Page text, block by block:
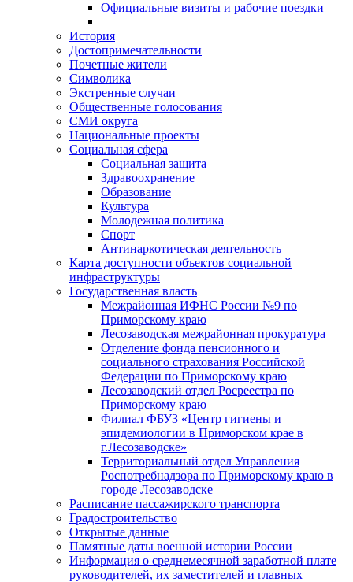
Официальные визиты и рабочие поездки
История
Достопримечательности
Почетные жители
Символика
Экстренные случаи
Общественные голосования
СМИ округа
Национальные проекты
Социальная сфера
Социальная защита
Здравоохранение
Образование
Культура
Молодежная политика
Спорт
Антинаркотическая деятельность
Карта доступности объектов социальной
инфраструктуры
Государственная власть
Межрайонная ИФНС России №9 по
Приморскому краю
Лесозаводская межрайонная прокуратура
Отделение фонда пенсионного и
социального страхования Российской
Федерации по Приморскому краю
Лесозаводский отдел Росреестра по
Приморскому краю
Филиал ФБУЗ «Центр гигиены и
эпидемиологии в Приморском крае в
г.Лесозаводске»
Территориальный отдел Управления
Роспотребнадзора по Приморскому краю в
городе Лесозаводске
Расписание пассажирского транспорта
Градостроительство
Открытые данные
Памятные даты военной истории России
Информация о среднемесячной заработной плате
руководителей, их заместителей и главных